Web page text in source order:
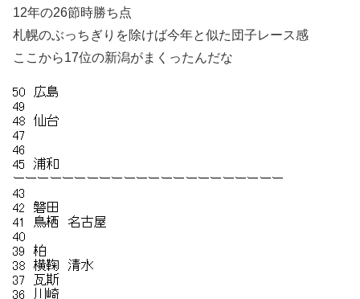
12年の26節時勝ち点
札幌のぶっちぎりを除けば今年と似た団子レース感
ここから17位の新潟がまくったんだな